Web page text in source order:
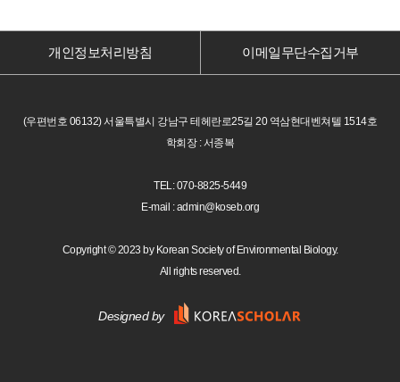
개인정보처리방침 이메일무단수집거부
(우편번호 06132) 서울특별시 강남구 테헤란로25길 20 역삼현대벤쳐텔 1514호
학회장 : 서종복
TEL: 070-8825-5449
E-mail : admin@koseb.org
Copyright © 2023 by Korean Society of Environmental Biology.
All rights reserved.
Designed by